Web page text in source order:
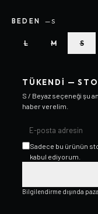
BEDEN —S
L M S
TÜKENDI —
S / Beyaz seçeneği şu
haber verelim.
Sadece bu ürünün
kabul ediyorum.
Bilgilendirme dışında